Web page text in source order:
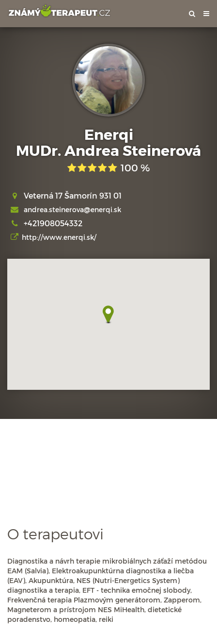
Enerqi
MUDr. Andrea Steinerová
100 %
Veterná 17 Šamorín 931 01
andrea.steinerova@enerqi.sk
+421908054332
http://www.enerqi.sk/
O terapeutovi
Diagnostika a návrh terapie mikrobiálnych záťaží metódou
EAM (Salvia), Elektroakupunktúrna diagnostika a liečba
(EAV), Akupunktúra, NES (Nutri-Energetics System)
diagnostika a terapia, EFT - technika emočnej slobody,
Frekvenčná terapia Plazmovým generátorom, Zapperom,
Magneterom a prístrojom NES MiHealth, dietetické
poradenstvo, homeopatia, reiki